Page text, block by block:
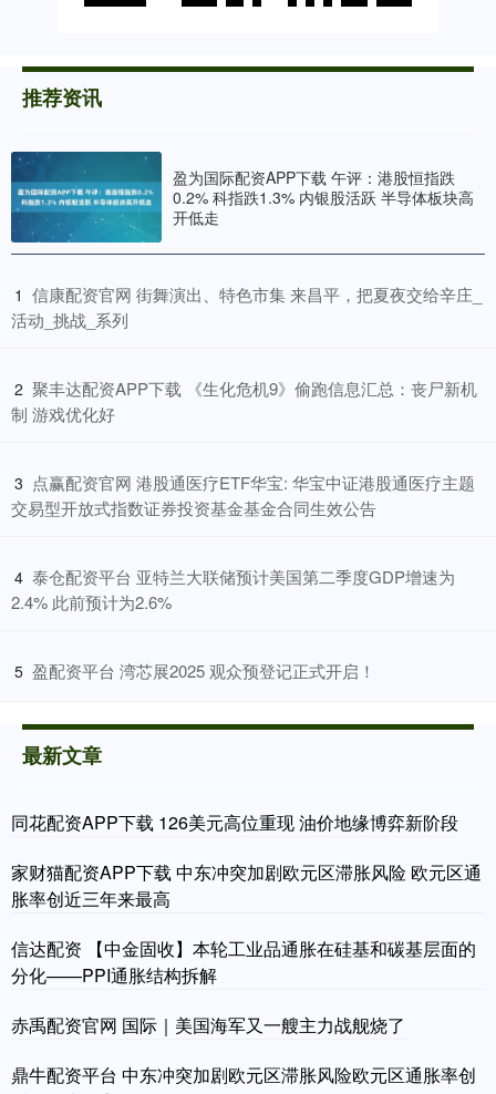
推荐资讯
盈为国际配资APP下载 午评：港股恒指跌
0.2% 科指跌1.3% 内银股活跃 半导体板块高
开低走
1 ​信康配资官网 街舞演出、特色市集 来昌平，把夏夜交给辛庄_
活动_挑战_系列
2 ​聚丰达配资APP下载 《生化危机9》偷跑信息汇总：丧尸新机
制 游戏优化好
3 ​点赢配资官网 港股通医疗ETF华宝: 华宝中证港股通医疗主题
交易型开放式指数证券投资基金基金合同生效公告
4 ​泰仓配资平台 亚特兰大联储预计美国第二季度GDP增速为
2.4% 此前预计为2.6%
5 ​盈配资平台 湾芯展2025 观众预登记正式开启！
最新文章
同花配资APP下载 126美元高位重现 油价地缘博弈新阶段
家财猫配资APP下载 中东冲突加剧欧元区滞胀风险 欧元区通
胀率创近三年来最高
信达配资 【中金固收】本轮工业品通胀在硅基和碳基层面的
分化——PPI通胀结构拆解
赤禹配资官网 国际｜美国海军又一艘主力战舰烧了
鼎牛配资平台 中东冲突加剧欧元区滞胀风险欧元区通胀率创